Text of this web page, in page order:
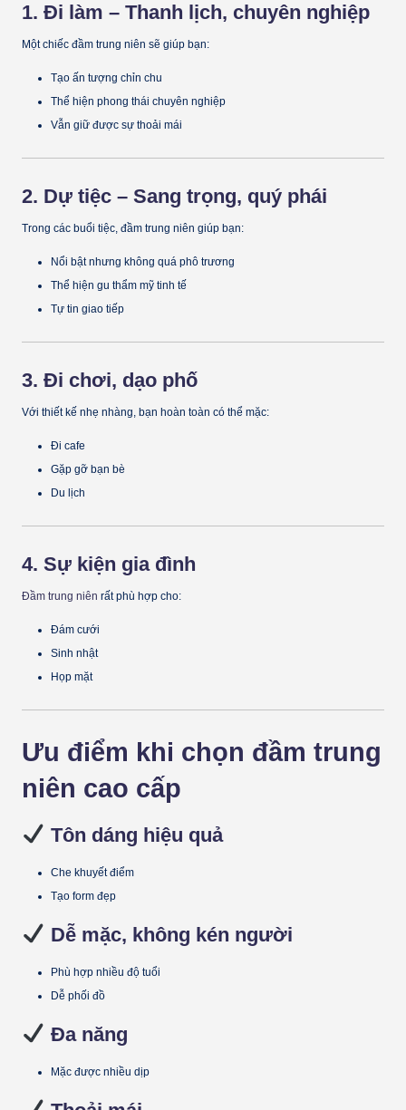
1. Đi làm – Thanh lịch, chuyên nghiệp
Một chiếc đầm trung niên sẽ giúp bạn:
Tạo ấn tượng chỉn chu
Thể hiện phong thái chuyên nghiệp
Vẫn giữ được sự thoải mái
2. Dự tiệc – Sang trọng, quý phái
Trong các buổi tiệc, đầm trung niên giúp bạn:
Nổi bật nhưng không quá phô trương
Thể hiện gu thẩm mỹ tinh tế
Tự tin giao tiếp
3. Đi chơi, dạo phố
Với thiết kế nhẹ nhàng, bạn hoàn toàn có thể mặc:
Đi cafe
Gặp gỡ bạn bè
Du lịch
4. Sự kiện gia đình
Đầm trung niên rất phù hợp cho:
Đám cưới
Sinh nhật
Họp mặt
Ưu điểm khi chọn đầm trung
niên cao cấp
Tôn dáng hiệu quả
Che khuyết điểm
Tạo form đẹp
Dễ mặc, không kén người
Phù hợp nhiều độ tuổi
Dễ phối đồ
Đa năng
Mặc được nhiều dịp